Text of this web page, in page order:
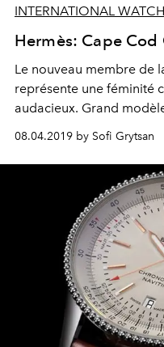
INTERNATIONAL
Hermès: Cape
Le nouveau membre de
représente une féminité
audacieux. Grand
Chaîne d'Ancre conçu
une horlogerie
08.04.2019 by Sofi Grytsan